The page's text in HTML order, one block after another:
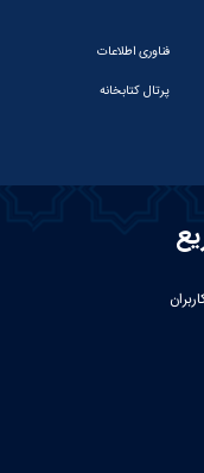
فناوری اطلاعات
پرتال کتابخانه